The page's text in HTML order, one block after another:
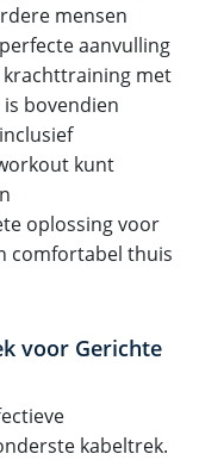
mensen
aanvulling
met
bovendien
kunt
oplossing voor
comfortabel thuis
voor Gerichte
kabeltrek.